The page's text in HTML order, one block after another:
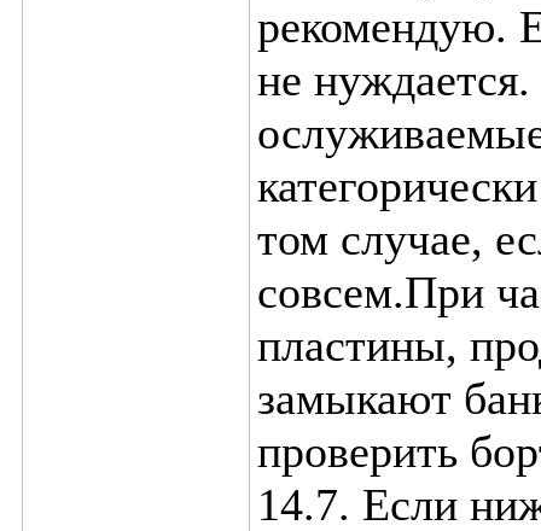
рекомендую.
не
том случае,
совсем.При
пластины,
замыкают
проверить
14.7. Если